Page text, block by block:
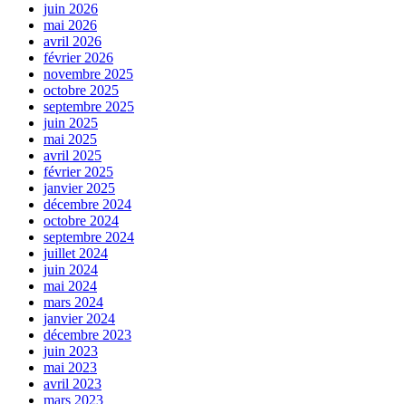
juin 2026
mai 2026
avril 2026
février 2026
novembre 2025
octobre 2025
septembre 2025
juin 2025
mai 2025
avril 2025
février 2025
janvier 2025
décembre 2024
octobre 2024
septembre 2024
juillet 2024
juin 2024
mai 2024
mars 2024
janvier 2024
décembre 2023
juin 2023
mai 2023
avril 2023
mars 2023